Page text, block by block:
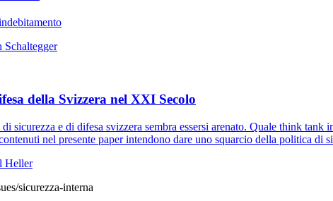
Schaltegger
della Svizzera nel XXI Secolo
sicurezza e di difesa svizzera sembra essersi arenato. Quale think
nel presente paper intendono dare uno squarcio della politica di
Heller
sicurezza-interna